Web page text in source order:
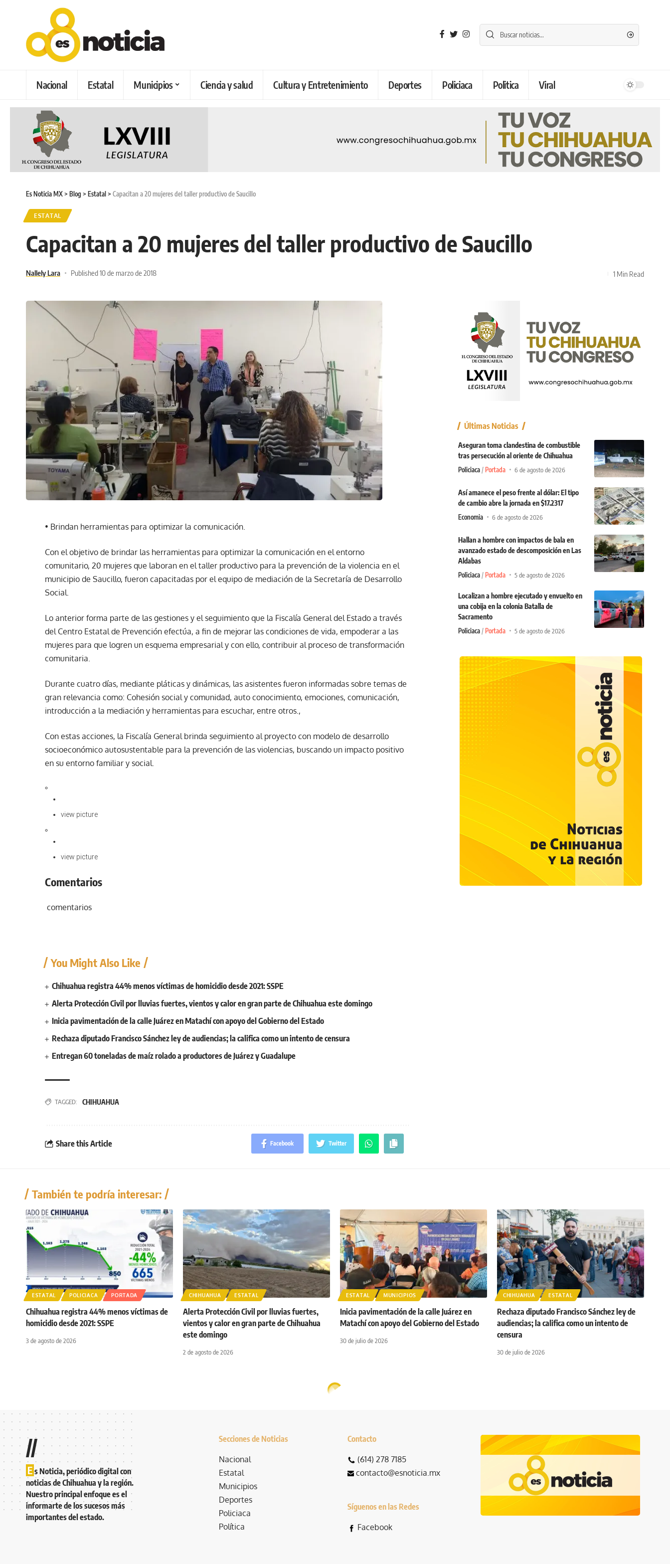
Nacional Estatal Municipios Ciencia y salud Cultura y Entretenimiento Deportes Policiaca Politica Viral
Es Noticia MX> Blog > Estatal > Capacitan a 20 mujeres del taller productivo de Saucillo
ESTATAL
Capacitan a 20 mujeres del taller productivo de Saucillo
Nallely Lara Published 10 de marzo de 2018 1 Min Read
• Brindan herramientas para optimizar la comunicación.
Con el objetivo de brindar las herramientas para optimizar la comunicación en el entorno
comunitario, 20 mujeres que laboran en el taller productivo para la prevención de la violencia en el
municipio de Saucillo, fueron capacitadas por el equipo de mediación de la Secretaría de Desarrollo
Social.
Lo anterior forma parte de las gestiones y el seguimiento que la Fiscalía General del Estado a través
del Centro Estatal de Prevención efectúa, a fin de mejorar las condiciones de vida, empoderar a las
mujeres para que logren un esquema empresarial y con ello, contribuir al proceso de transformación
comunitaria.
Durante cuatro días, mediante pláticas y dinámicas, las asistentes fueron informadas sobre temas de
gran relevancia como: Cohesión social y comunidad, auto conocimiento, emociones, comunicación,
introducción a la mediación y herramientas para escuchar, entre otros.,
Con estas acciones, la Fiscalía General brinda seguimiento al proyecto con modelo de desarrollo
socioeconómico autosustentable para la prevención de las violencias, buscando un impacto positivo
en su entorno familiar y social.
view picture
view picture
Comentarios
comentarios
You Might Also Like
Chihuahua registra 44% menos víctimas de homicidio desde 2021: SSPE
Alerta Protección Civil por lluvias fuertes, vientos y calor en gran parte de Chihuahua este domingo
Inicia pavimentación de la calle Juárez en Matachí con apoyo del Gobierno del Estado
Rechaza diputado Francisco Sánchez ley de audiencias; la califica como un intento de censura
Entregan 60 toneladas de maíz rolado a productores de Juárez y Guadalupe
TAGGED: CHIHUAHUA
Share this Article Facebook Twitter
Últimas Noticias
Aseguran toma clandestina de combustible
tras persecución al oriente de Chihuahua
Policiaca Portada 6 de agosto de 2026
Así amanece el peso frente al dólar: El tipo
de cambio abre la jornada en $17.2317
Economia 6 de agosto de 2026
Hallan a hombre con impactos de bala en
avanzado estado de descomposición en Las
Aldabas
Policiaca Portada 5 de agosto de 2026
Localizan a hombre ejecutado y envuelto en
una cobija en la colonia Batalla de
Sacramento
Policiaca Portada 5 de agosto de 2026
También te podría interesar:
ESTATAL POLICIACA PORTADA
Chihuahua registra 44% menos víctimas de
homicidio desde 2021: SSPE
3 de agosto de 2026
CHIHUAHUA ESTATAL
Alerta Protección Civil por lluvias fuertes,
vientos y calor en gran parte de Chihuahua
este domingo
2 de agosto de 2026
ESTATAL MUNICIPIOS
Inicia pavimentación de la calle Juárez en
Matachí con apoyo del Gobierno del Estado
30 de julio de 2026
CHIHUAHUA ESTATAL
Rechaza diputado Francisco Sánchez ley de
audiencias; la califica como un intento de
censura
30 de julio de 2026
//
E s Noticia, periódico digital con
noticias de Chihuahua y la región.
Nuestro principal enfoque es el
informarte de los sucesos más
importantes del estado.
Secciones de Noticias
Nacional
Estatal
Municipios
Deportes
Policiaca
Política
Contacto
(614) 278 7185
contacto@esnoticia.mx
Síguenos en las Redes
Facebook